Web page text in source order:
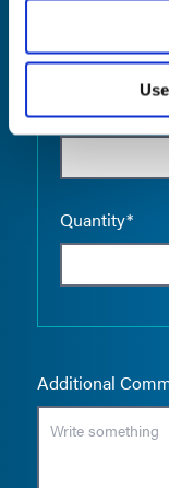
Product
Quantity*
Additional